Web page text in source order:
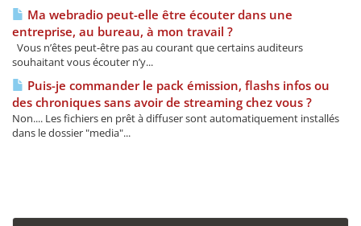
Ma webradio peut-elle être écouter dans une
entreprise, au bureau, à mon travail ?
Vous n’êtes peut-être pas au courant que certains auditeurs
souhaitant vous écouter n’y...
Puis-je commander le pack émission, flashs infos ou
des chroniques sans avoir de streaming chez vous ?
Non.... Les fichiers en prêt à diffuser sont automatiquement installés
dans le dossier "media"...